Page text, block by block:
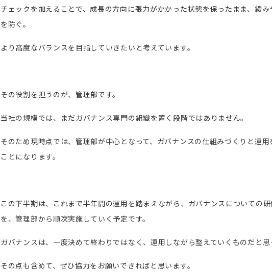
チェックを加えることで、成長の方向に張力がかかった状態を保ったまま、緩み
を防ぐ。
より高度なバランスを目指していきたいと考えています。
その役割を担うのが、管理部です。
当社の規模では、まだガバナンス専門の組織を置く段階ではありません。
そのため現時点では、管理部が中心となって、ガバナンスの仕組みづくりと運用
ことになります。
この下半期は、これまで半年間の運用を踏まえながら、ガバナンスについての
を、管理部から順次実施していく予定です。
ガバナンスは、一度決めて終わりではなく、運用しながら整えていくものだと思
その点も含めて、ぜひ協力をお願いできればと思います。